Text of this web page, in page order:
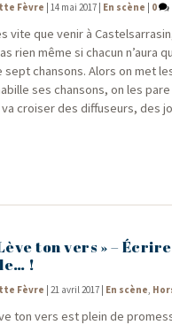
Fèvre |14 mai 2017 En scène 0
vite que venir à
rien même si cha­cun n’aura
sept chan­sons. Alors on met
ses chan­sons, on les
va croi­ser des dif­fu­seurs, des
ton vers » –
!
Fèvre |21 avril 2017 En scène,
ton vers est plein de